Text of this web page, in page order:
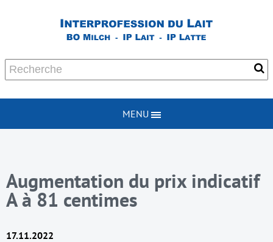
MENU
Augmentation du prix indicatif
A à 81 centimes
17.11.2022